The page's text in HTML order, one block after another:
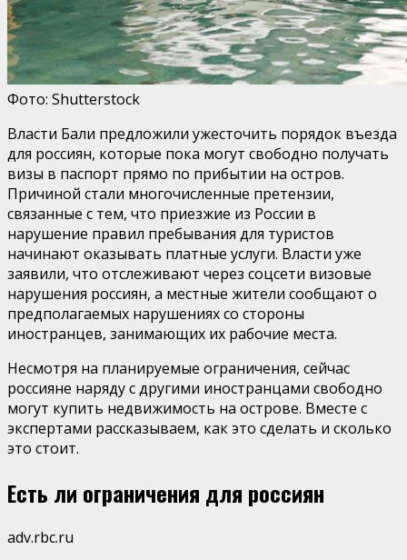
Фото: Shutterstock
Власти Бали предложили ужесточить порядок въезда
для россиян, которые пока могут свободно получать
визы в паспорт прямо по прибытии на остров.
Причиной стали многочисленные претензии,
связанные с тем, что приезжие из России в
нарушение правил пребывания для туристов
начинают оказывать платные услуги. Власти уже
заявили, что отслеживают через соцсети визовые
нарушения россиян, а местные жители сообщают о
предполагаемых нарушениях со стороны
иностранцев, занимающих их рабочие места.
Несмотря на планируемые ограничения, сейчас
россияне наряду с другими иностранцами свободно
могут купить недвижимость на острове. Вместе с
экспертами рассказываем, как это сделать и сколько
это стоит.
Есть ли ограничения для россиян
adv.rbc.ru